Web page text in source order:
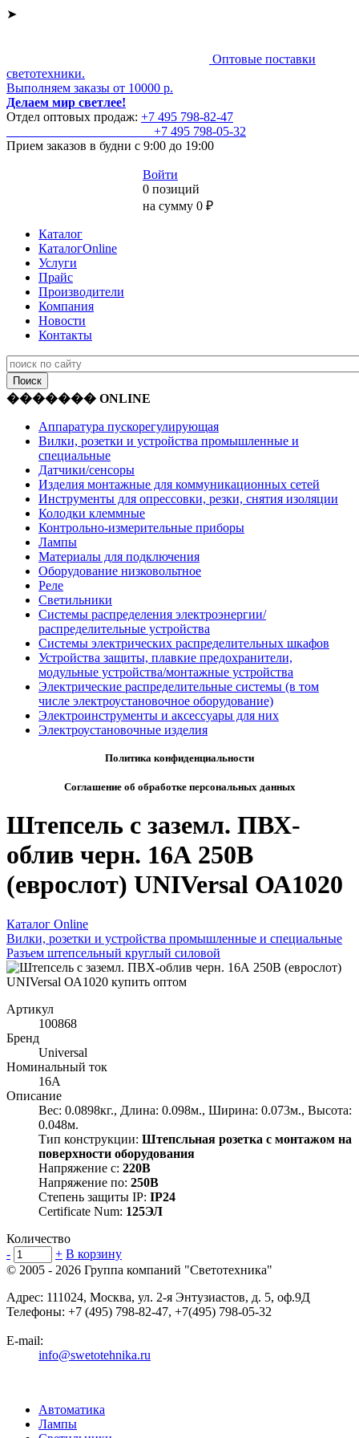
➤
Оптовые поставки
светотехники.
Выполняем заказы от 10000 р.
Делаем мир светлее!
Отдел оптовых продаж: +7 495 798-82-47
+7 495 798-05-32
Прием заказов в будни с 9:00 до 19:00
Войти
0 позиций
на сумму 0 ₽
Каталог
КаталогOnline
Услуги
Прайс
Производители
Компания
Новости
Контакты
������� ONLINE
Аппаратура пускорегулирующая
Вилки, розетки и устройства промышленные и
специальные
Датчики/сенсоры
Изделия монтажные для коммуникационных сетей
Инструменты для опрессовки, резки, снятия изоляции
Колодки клеммные
Контрольно-измерительные приборы
Лампы
Материалы для подключения
Оборудование низковольтное
Реле
Светильники
Системы распределения электроэнергии/
распределительные устройства
Системы электрических распределительных шкафов
Устройства защиты, плавкие предохранители,
модульные устройства/монтажные устройства
Электрические распределительные системы (в том
числе электроустановочное оборудование)
Электроинструменты и аксессуары для них
Электроустановочные изделия
Политика конфиденциальности
Соглашение об обработке персональных данных
Штепсель с заземл. ПВХ-
облив черн. 16А 250В
(еврослот) UNIVersal ОА1020
Каталог Online
Вилки, розетки и устройства промышленные и специальные
Разъем штепсельный круглый силовой
Артикул
100868
Бренд
Universal
Номинальный ток
16А
Описание
Вес: 0.0898кг., Длина: 0.098м., Ширина: 0.073м., Высота:
0.048м.
Тип конструкции: Штепсльная розетка с монтажом на
поверхности оборудования
Напряжение с: 220В
Напряжение по: 250В
Степень защиты IP: IP24
Certificate Num: 125ЭЛ
Количество
-
+ В корзину
© 2005 - 2026 Группа компаний "Светотехника"
Адрес: 111024, Москва, ул. 2-я Энтузиастов, д. 5, оф.9Д
Телефоны: +7 (495) 798-82-47, +7(495) 798-05-32
E-mail:
info@swetotehnika.ru
Автоматика
Лампы